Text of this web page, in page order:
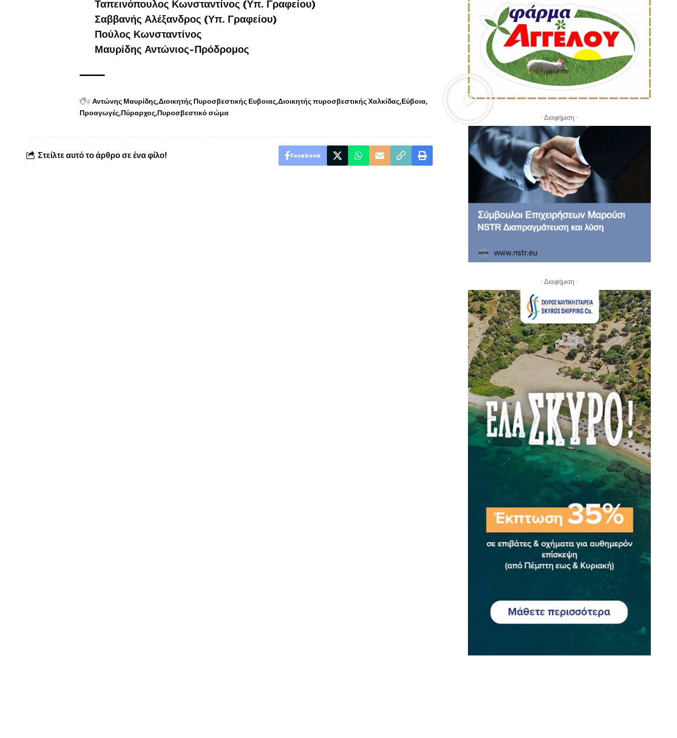
Ταπεινόπουλος Κωνσταντίνος (Υπ. Γραφείου)
Σαββανής Αλέξανδρος (Υπ. Γραφείου)
Πούλος Κωνσταντίνος
Μαυρίδης Αντώνιος-Πρόδρομος
#Αντώνης Μαυρίδης Διοικητής Πυροσβεστικής Ευβοιας Διοικητής πυροσβεστικής Χαλκίδας Εύβοια
Προαγωγές Πύραρχος Πυροσβεστικό σώμα
Στείλτε αυτό το άρθρο σε ένα φίλο! Facebook
- Διαφήμιση -
- Διαφήμιση -